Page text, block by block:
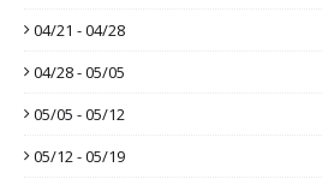
04/21 - 04/28
04/28 - 05/05
05/05 - 05/12
05/12 - 05/19